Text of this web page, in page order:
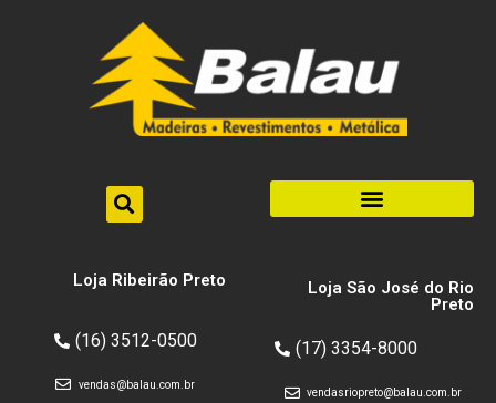
Loja Ribeirão Preto
(16) 3512-0500
vendas@balau.com.br
Loja São José do Rio
Preto
(17) 3354-8000
vendasriopreto@balau.com.br